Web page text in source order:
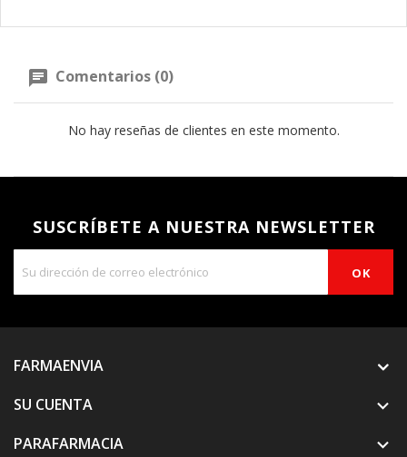
Comentarios (0)
No hay reseñas de clientes en este momento.
SUSCRÍBETE A NUESTRA NEWSLETTER
FARMAENVIA
SU CUENTA

PARAFARMACIA 